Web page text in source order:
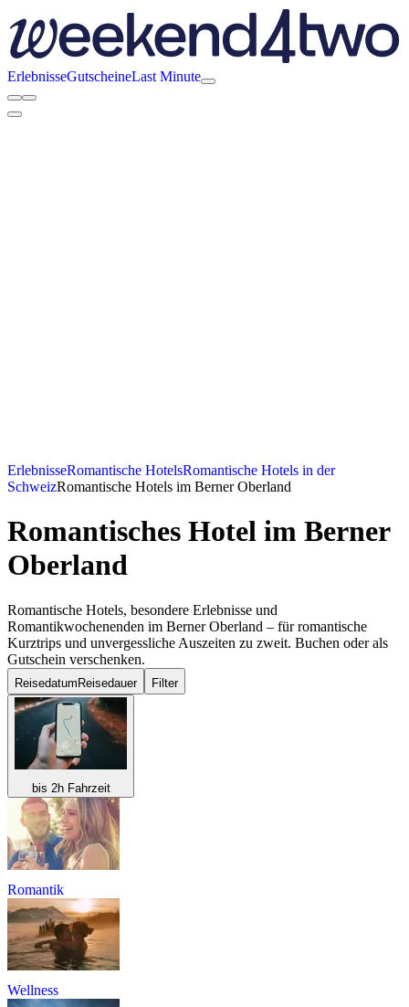
ErlebnisseGutscheineLast Minute
ErlebnisseRomantische HotelsRomantische Hotels in der
SchweizRomantische Hotels im Berner Oberland
Romantisches Hotel im Berner
Oberland
Romantische Hotels, besondere Erlebnisse und
Romantikwochenenden im Berner Oberland – für romantische
Kurztrips und unvergessliche Auszeiten zu zweit. Buchen oder als
Gutschein verschenken.
Reisedatum Reisedauer Filter
bis 2h Fahrzeit
Romantik
Wellness